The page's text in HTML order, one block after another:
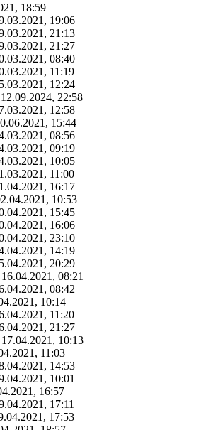
18:59
19:06
21:13
21:27
08:40
11:19
12:24
22:58
12:58
15:44
08:56
09:19
10:05
11:00
16:17
10:53
15:45
16:06
23:10
14:19
20:29
08:21
08:42
10:14
11:20
21:27
10:13
11:03
14:53
10:01
16:57
17:11
17:53